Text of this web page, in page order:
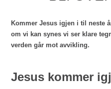
Kommer Jesus igjen i til neste
om vi kan synes vi ser klare
verden går mot avvikling.
Jesus kommer